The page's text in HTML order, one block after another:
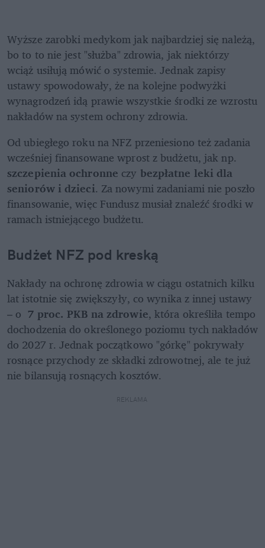
Wyższe zarobki medykom jak najbardziej się należą,
bo to to nie jest "służba" zdrowia, jak niektórzy
wciąż usiłują mówić o systemie. Jednak zapisy
ustawy spowodowały, że na kolejne podwyżki
wynagrodzeń idą prawie wszystkie środki ze wzrostu
nakładów na system ochrony zdrowia.
Od ubiegłego roku na NFZ przeniesiono też zadania
wcześniej finansowane wprost z budżetu, jak np.
szczepienia ochronne czy bezpłatne leki dla
seniorów i dzieci. Za nowymi zadaniami nie poszło
finansowanie, więc Fundusz musiał znaleźć środki w
ramach istniejącego budżetu.
Budżet NFZ pod kreską
Nakłady na ochronę zdrowia w ciągu ostatnich kilku
lat istotnie się zwiększyły, co wynika z innej ustawy
– o 7 proc. PKB na zdrowie, która określiła tempo
dochodzenia do określonego poziomu tych nakładów
do 2027 r. Jednak początkowo "górkę" pokrywały
rosnące przychody ze składki zdrowotnej, ale te już
nie bilansują rosnących kosztów.
REKLAMA